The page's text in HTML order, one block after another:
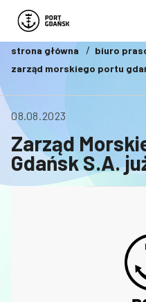
strona główna
biuro
zarząd morskiego portu
08.08.2023
Zarząd
Gdańsk S.A.